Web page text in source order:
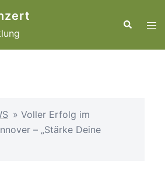
Suche
» Voller Erfolg im
– „Stärke Deine